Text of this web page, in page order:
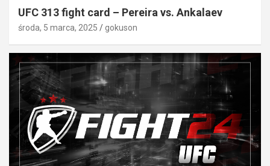
UFC 313 fight card – Pereira vs. Ankalaev
środa, 5 marca, 2025 gokuson